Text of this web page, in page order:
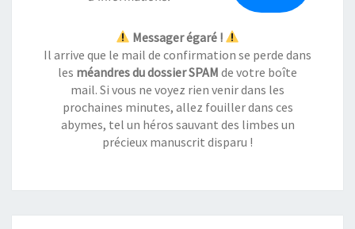
Messager égaré !
Il arrive que le mail de confirmation se perde dans
les méandres du dossier SPAM de votre boîte
mail. Si vous ne voyez rien venir dans les
prochaines minutes, allez fouiller dans ces
abymes, tel un héros sauvant des limbes un
précieux manuscrit disparu !